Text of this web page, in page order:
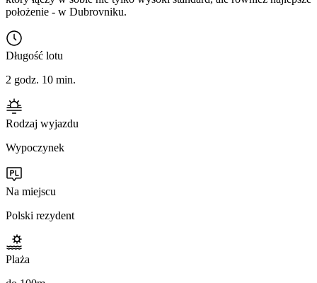
położenie - w Dubrovniku.
Długość lotu
2 godz. 10 min.
Rodzaj wyjazdu
Wypoczynek
Na miejscu
Polski rezydent
Plaża